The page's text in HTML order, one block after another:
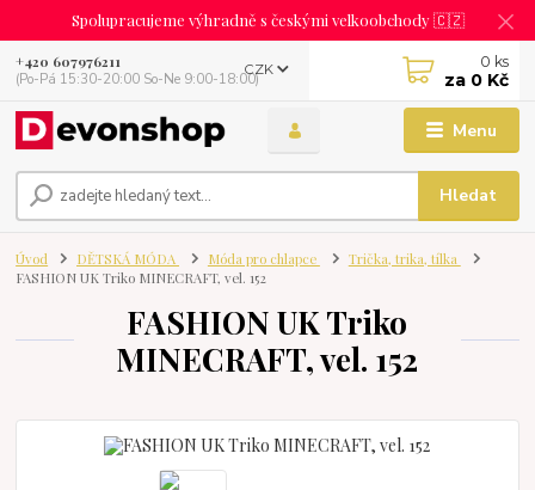
Spolupracujeme výhradně s českými velkoobchody 🇨🇿
Menu
CZK
Hledat
+420 607976211
(Po-Pá 15:30-20:00 So-Ne 9:00-18:00)
0 ks
za 0 Kč
Úvod DĚTSKÁ MÓDA Móda pro chlapce
Trička, trika, tílka
FASHION UK Triko MINECRAFT, vel. 152
FASHION UK Triko
MINECRAFT, vel. 152